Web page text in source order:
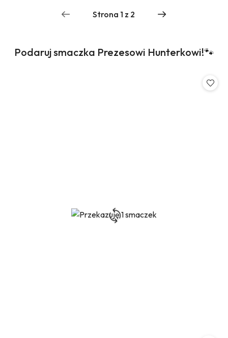
Pomiń karuzelę produktów
Produkty
Podaruj smaczka Prezesowi Hunterkowi!🐾